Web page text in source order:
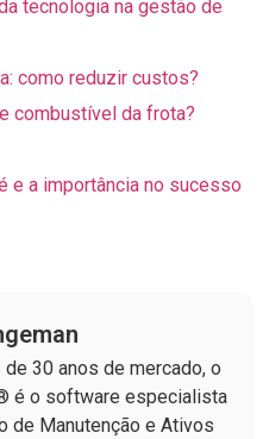
tecnologia na gestão de
como reduzir custos?
combustível da frota?
e a importância no sucesso
de 30 anos de mercado, o
é o software especialista
de Manutenção e Ativos